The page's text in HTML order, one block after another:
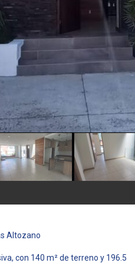
Altozano
con 140 m² de terreno y 196.5